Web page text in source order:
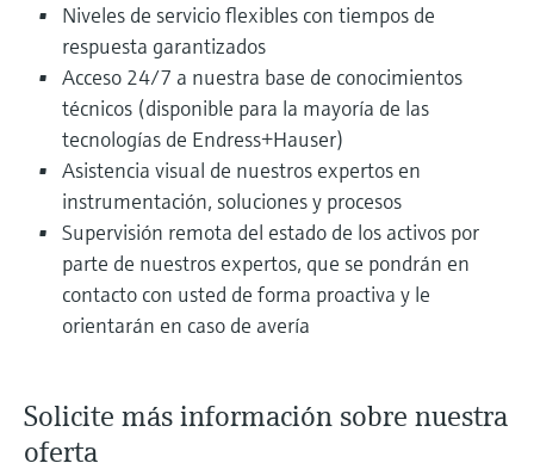
Niveles de servicio flexibles con tiempos de
respuesta garantizados
Acceso 24/7 a nuestra base de conocimientos
técnicos (disponible para la mayoría de las
tecnologías de Endress+Hauser)
Asistencia visual de nuestros expertos en
instrumentación, soluciones y procesos
Supervisión remota del estado de los activos por
parte de nuestros expertos, que se pondrán en
contacto con usted de forma proactiva y le
orientarán en caso de avería
Solicite más información sobre nuestra
oferta